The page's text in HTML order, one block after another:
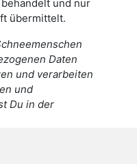
und nur
übermittelt.
Daten
und verarbeiten
und
Du in der